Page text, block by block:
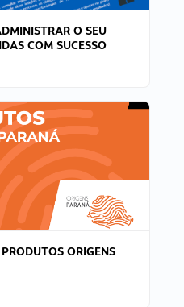
O SEU
COM SUCESSO
ORIGENS